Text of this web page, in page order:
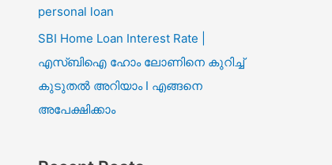
personal loan
SBI Home Loan Interest Rate |
എസ്ബിഐ ഹോം ലോണിനെ കുറിച്ച്
കുടുതൽ അറിയാം I എങ്ങനെ
അപേക്ഷിക്കാം